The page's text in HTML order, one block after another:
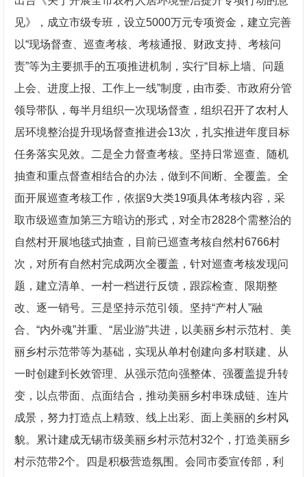
见》，成立市级专班，设立5000万元专项资金，建立完善
以“现场督查、巡查考核、考核通报、财政支持、考核问
责”等为主要抓手的五项推进机制，实行“目标上墙、问题
上会、进度上报、工作上一线”制度，由市委、市政府分管
领导带队，每半月组织一次现场督查，组织召开了农村人
居环境整治提升现场督查推进会13次，扎实推进年度目标
任务落实见效。二是全力督查考核。坚持日常巡查、随机
抽查和重点督查相结合的办法，做到不间断、全覆盖。全
面开展巡查考核工作，依据9大类19项具体考核内容，采
取市级巡查加第三方暗访的形式，对全市2828个需整治的
自然村开展地毯式抽查，目前已巡查考核自然村6766村
次，对所有自然村完成两次全覆盖，针对巡查考核发现问
题，建立清单、一村一档进行反馈，跟踪检查、限期整
改、逐一销号。三是坚持示范引领。坚持“产村人”融
合、“内外魂”并重、“居业游”共进，以美丽乡村示范村、美
丽乡村示范带等为基础，实现从单村创建向多村联建、从
一时创建到长效管理、从强示范向强整体、强覆盖提升转
变，以点带面、点面结合，推动美丽乡村串珠成链、连片
成景，努力打造点上精致、线上出彩、面上美丽的乡村风
貌。累计建成无锡市级美丽乡村示范村32个，打造美丽乡
村示范带2个。四是积极营造氛围。会同市委宣传部，利